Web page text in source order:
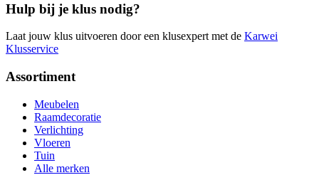
Hulp bij je klus nodig?
Laat jouw klus uitvoeren door een klusexpert met de Karwei
Klusservice
Assortiment
Meubelen
Raamdecoratie
Verlichting
Vloeren
Tuin
Alle merken